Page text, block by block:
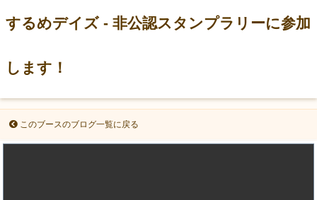
するめデイズ - 非公認スタンプラリーに参加
します！
このブースのブログ一覧に戻る